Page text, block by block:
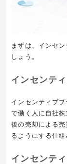
まずは、インセ
しょう。
インセンテ
インセンティブ
で働く人に自社
後の売却による
るようにする仕組
インセンテ